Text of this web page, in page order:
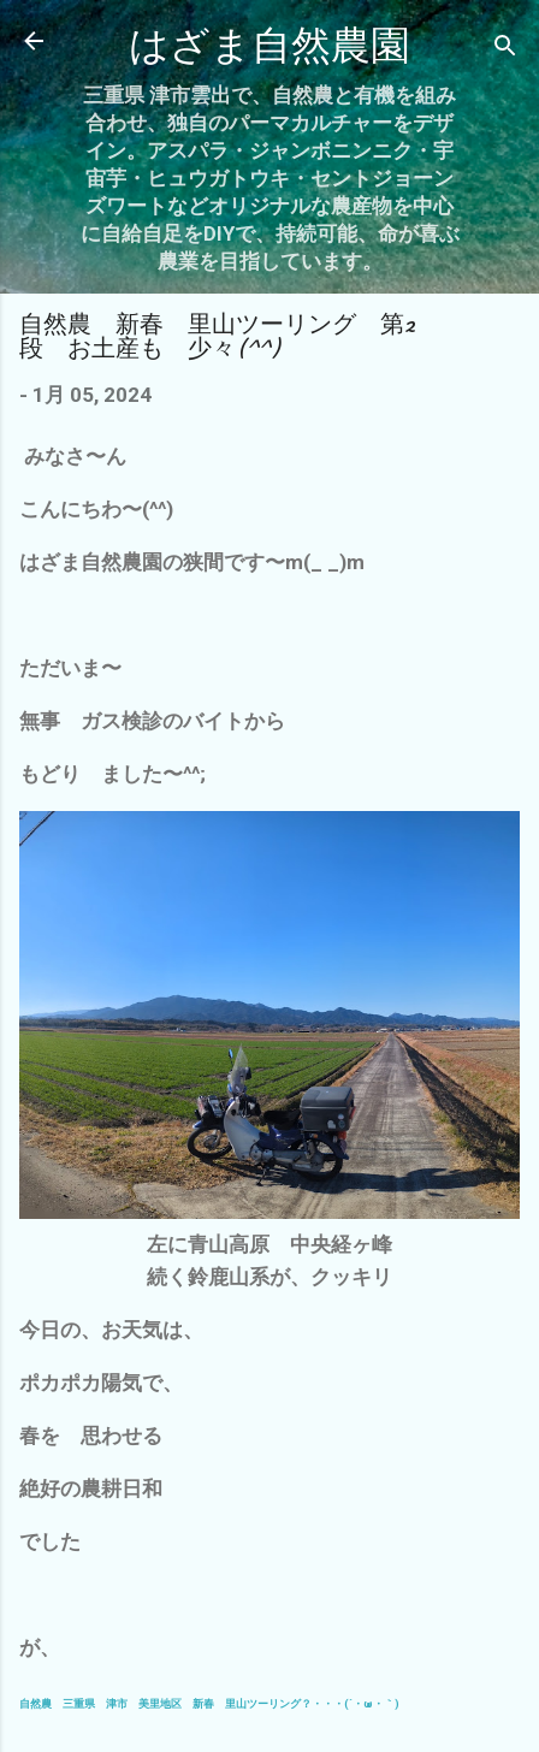
スキップしてメイン コンテンツに移動
はざま自然農園
三重県 津市雲出で、自然農と有機を組み
合わせ、独自のパーマカルチャーをデザ
イン。アスパラ・ジャンボニンニク・宇
宙芋・ヒュウガトウキ・セントジョーン
ズワートなどオリジナルな農産物を中心
に自給自足をDIYで、持続可能、命が喜ぶ
農業を目指しています。
自然農 新春 里山ツーリング 第2
段 お土産も 少々(^^)
- 1月 05, 2024
みなさ〜ん
こんにちわ〜(^^)
はざま自然農園の狭間です〜m(_ _)m
ただいま〜
無事 ガス検診のバイトから
もどり ました〜^^;
左に青山高原 中央経ヶ峰
続く鈴鹿山系が、クッキリ
今日の、お天気は、
ポカポカ陽気で、
春を 思わせる
絶好の農耕日和
でした
が、
自然農 三重県 津市 美里地区 新春 里山ツーリング？・・・(´・ω・｀)